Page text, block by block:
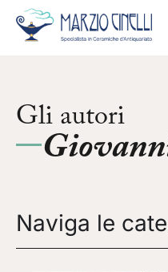
Gli autori
Naviga le